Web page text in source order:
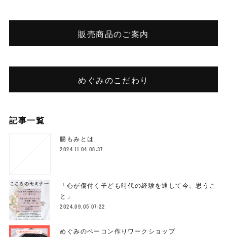
販売商品のご案内
めぐみのこだわり
記事一覧
腸もみとは
2024.11.04 08:37
「心が傷付く子ども時代の経験を通して今、思うこ
と」
2024.09.05 07:22
めぐみのベーコン作りワークショップ